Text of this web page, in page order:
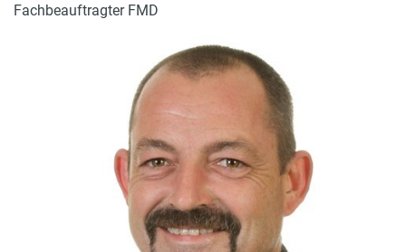
Fachbeauftragter FMD